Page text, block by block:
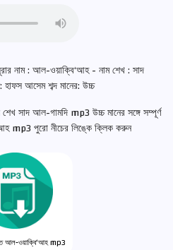
নাম : আল-ওয়াক্বি‘আহ - নাম শেখ : সাদ
আসেম শব্দ মানের: উচ্চ
সাদ আল-গামদি mp3 উচ্চ মানের সঙ্গে সম্পূর্ণ
mp3 পুরো নীচের লিঙ্কে ক্লিক করুন
আল-ওয়াক্বি‘আহ mp3